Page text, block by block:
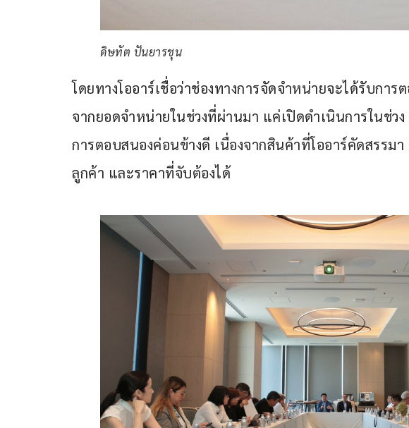
ดิษทัต ปันยารชุน
โดยทางโออาร์เชื่อว่าช่องทางการจัดจำหน่ายจะได้รับกา
จากยอดจำหน่ายในช่วงที่ผ่านมา แค่เปิดดำเนินการในช่ว
การตอบสนองค่อนข้างดี เนื่องจากสินค้าที่โออาร์คัดสรรม
ลูกค้า และราคาที่จับต้องได้